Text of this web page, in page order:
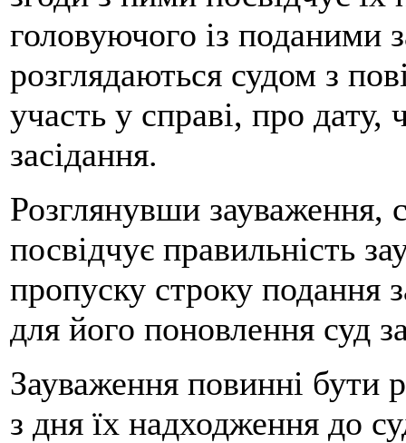
головуючого із поданими
розглядаються судом з
участь у справі, про дату,
засідання.
Розглянувши зауваження,
посвідчує правильність
пропуску строку подання
для його поновлення суд
Зауваження повинні бути
з дня їх надходження до